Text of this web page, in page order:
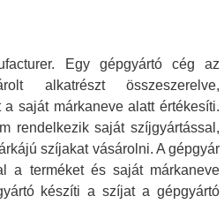
Egy gépgyártó cég az
alkatrészt összeszerelve,
a saját márkaneve alatt értékesíti.
rendelkezik saját szíjgyártással,
szíjakat vásárolni. A gépgyár
a terméket és saját márkaneve
készíti a szíjat a gépgyártó